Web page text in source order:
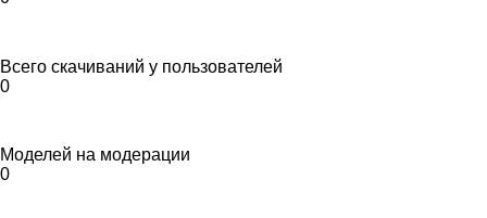
Всего скачиваний у пользователей
0
Моделей на модерации
0